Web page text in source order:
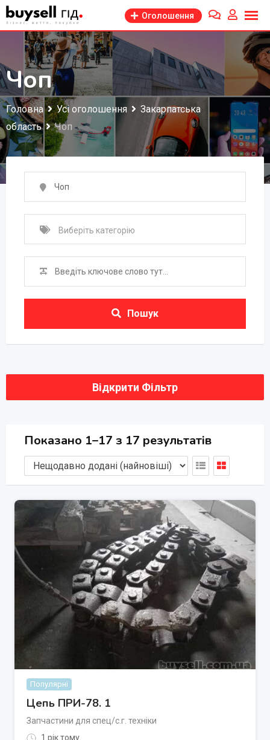
Перейти
до
змісту
Оголошення
Чоп
Головна Усі оголошення
Закарпатська
область
Чоп
Пошук
Відкрити Фільтр
Показано 1–17 з 17 результатів
Популярні
Цепь ПРИ-78. 1
Запчастини для спец/с.г. техніки
1 рік тому